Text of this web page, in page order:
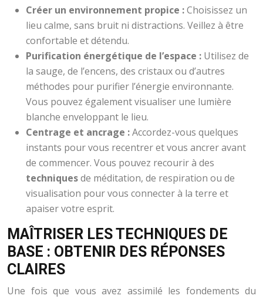
Créer un environnement propice :Choisissez un
lieu calme, sans bruit ni distractions. Veillez à être
confortable et détendu.
Purification énergétique de l’espace : Utilisez de
la sauge, de l’encens, des cristaux ou d’autres
méthodes pour purifier l’énergie environnante.
Vous pouvez également visualiser une lumière
blanche enveloppant le lieu.
Centrage et ancrage :Accordez-vous quelques
instants pour vous recentrer et vous ancrer avant
de commencer. Vous pouvez recourir à des
techniquesde méditation, de respiration ou de
visualisation pour vous connecter à la terre et
apaiser votre esprit.
MAÎTRISER LES TECHNIQUES DE
BASE : OBTENIR DES RÉPONSES
CLAIRES
Une fois que vous avez assimilé les fondements du